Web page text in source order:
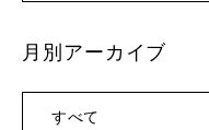
月別アーカイブ
すべて